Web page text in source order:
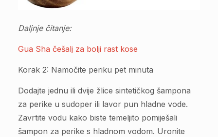
Daljnje čitanje:
Gua Sha češalj za bolji rast kose
Korak 2: Namočite periku pet minuta
Dodajte jednu ili dvije žlice sintetičkog šampona
za perike u sudoper ili lavor pun hladne vode.
Zavrtite vodu kako biste temeljito pomiješali
šampon za perike s hladnom vodom. Uronite